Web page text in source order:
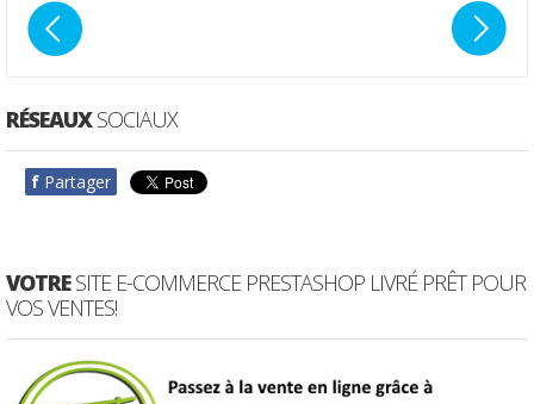
RÉSEAUXSOCIAUX
f Partager
VOTRESITE E-COMMERCE PRESTASHOP LIVRÉ PRÊT POUR
VOS VENTES!